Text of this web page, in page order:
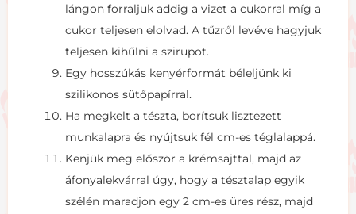
lángon forraljuk addig a vizet a cukorral míg a
cukor teljesen elolvad. A tűzről levéve hagyjuk
teljesen kihűlni a szirupot.
Egy hosszúkás kenyérformát béleljünk ki
szilikonos sütőpapírral.
Ha megkelt a tészta, borítsuk lisztezett
munkalapra és nyújtsuk fél cm-es téglalappá.
Kenjük meg először a krémsajttal, majd az
áfonyalekvárral úgy, hogy a tésztalap egyik
szélén maradjon egy 2 cm-es üres rész, majd